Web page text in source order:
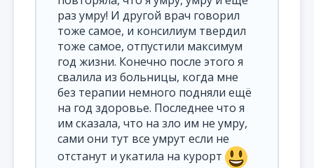
раз умру! И другой врач говорил
тоже самое, и консилиум твердил
тоже самое, отпустили максимум
год жизни. Конечно после этого я
свалила из больницы, когда мне
без терапии немного подняли ещё
на год здоровье. Последнее что я
им сказала, что на зло им не умру,
сами они тут все умрут если не
отстанут и укатила на курорт